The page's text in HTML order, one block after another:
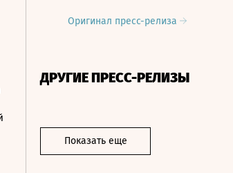
Оригинал пресс-релиза
ДРУГИЕ ПРЕСС-РЕЛИЗЫ
Показать еще